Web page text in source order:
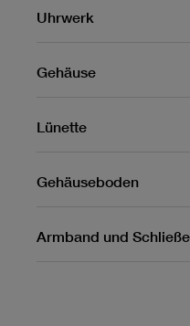
Uhrwerk
Gehäuse
Lünette
Gehäuseboden
Armband und Schließe